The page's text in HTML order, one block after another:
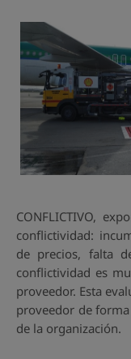
CONFLICTIVO,
conflictividad:
de precios, falta
conflictividad es
proveedor. Esta
proveedor de
de la organización.